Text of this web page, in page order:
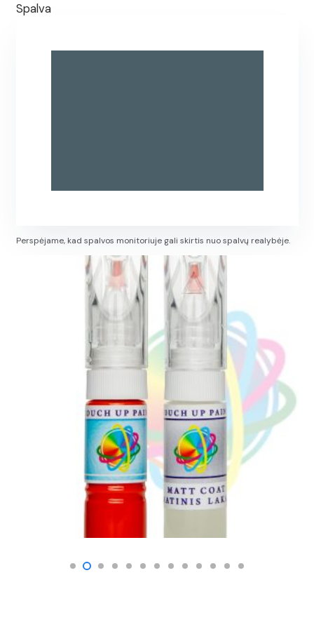
Spalva
Perspėjame, kad spalvos monitoriuje gali skirtis nuo spalvų realybėje.